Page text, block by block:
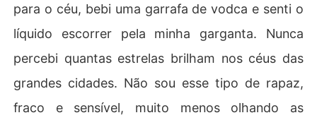
r sob o mesmo teto e trabalhar juntos no orfanato, com
o parte da pena imposta a ele. Mas conforme o tempo p
ar diante de sentimentos que nenhum dos dois esperav
a enfrentar.
Em meio a conflitos, segredos e aproximações perigosa
para o céu, bebi uma garrafa de vodca e senti o
líquido escorrer pela minha garganta. Nunca
percebi quantas estrelas brilham nos céus das
grandes cidades. Não sou esse tipo de rapaz,
fraco e sensível, muito menos olhando as